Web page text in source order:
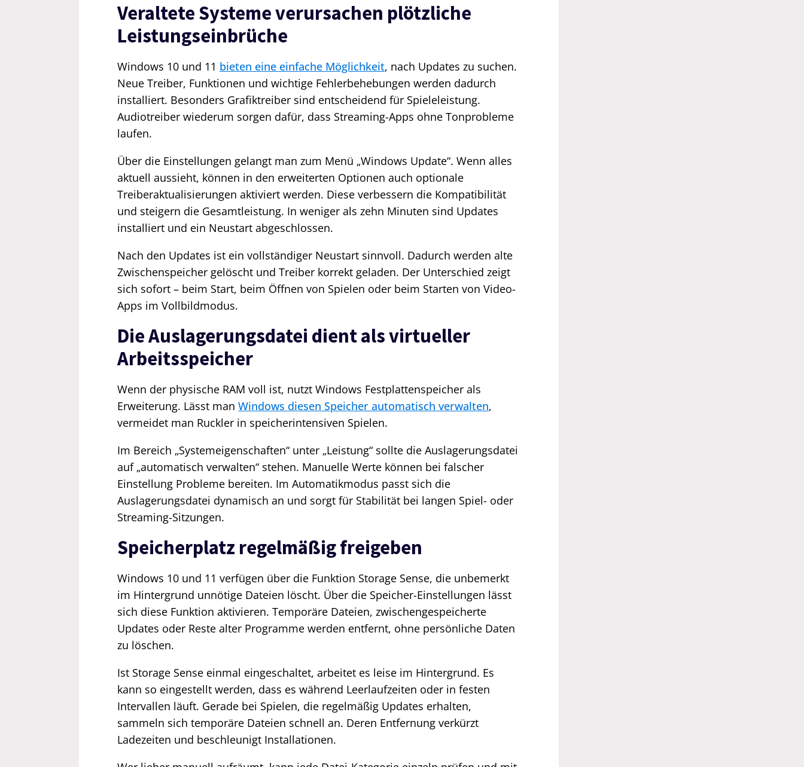
Veraltete Systeme verursachen plötzliche
Leistungseinbrüche
Windows 10 und 11 bieten eine einfache Möglichkeit, nach Updates zu suchen.
Neue Treiber, Funktionen und wichtige Fehlerbehebungen werden dadurch
installiert. Besonders Grafiktreiber sind entscheidend für Spieleleistung.
Audiotreiber wiederum sorgen dafür, dass Streaming-Apps ohne Tonprobleme
laufen.
Über die Einstellungen gelangt man zum Menü „Windows Update“. Wenn alles
aktuell aussieht, können in den erweiterten Optionen auch optionale
Treiberaktualisierungen aktiviert werden. Diese verbessern die Kompatibilität
und steigern die Gesamtleistung. In weniger als zehn Minuten sind Updates
installiert und ein Neustart abgeschlossen.
Nach den Updates ist ein vollständiger Neustart sinnvoll. Dadurch werden alte
Zwischenspeicher gelöscht und Treiber korrekt geladen. Der Unterschied zeigt
sich sofort – beim Start, beim Öffnen von Spielen oder beim Starten von Video-
Apps im Vollbildmodus.
Die Auslagerungsdatei dient als virtueller
Arbeitsspeicher
Wenn der physische RAM voll ist, nutzt Windows Festplattenspeicher als
Erweiterung. Lässt man Windows diesen Speicher automatisch verwalten,
vermeidet man Ruckler in speicherintensiven Spielen.
Im Bereich „Systemeigenschaften“ unter „Leistung“ sollte die Auslagerungsdatei
auf „automatisch verwalten“ stehen. Manuelle Werte können bei falscher
Einstellung Probleme bereiten. Im Automatikmodus passt sich die
Auslagerungsdatei dynamisch an und sorgt für Stabilität bei langen Spiel- oder
Streaming-Sitzungen.
Speicherplatz regelmäßig freigeben
Windows 10 und 11 verfügen über die Funktion Storage Sense, die unbemerkt
im Hintergrund unnötige Dateien löscht. Über die Speicher-Einstellungen lässt
sich diese Funktion aktivieren. Temporäre Dateien, zwischengespeicherte
Updates oder Reste alter Programme werden entfernt, ohne persönliche Daten
zu löschen.
Ist Storage Sense einmal eingeschaltet, arbeitet es leise im Hintergrund. Es
kann so eingestellt werden, dass es während Leerlaufzeiten oder in festen
Intervallen läuft. Gerade bei Spielen, die regelmäßig Updates erhalten,
sammeln sich temporäre Dateien schnell an. Deren Entfernung verkürzt
Ladezeiten und beschleunigt Installationen.